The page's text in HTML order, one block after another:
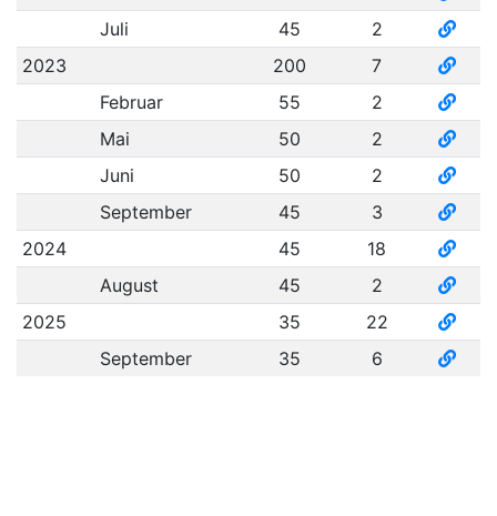
Juli
45
2
2023
200
7
Februar
55
2
Mai
50
2
Juni
50
2
September
45
3
2024
45
18
August
45
2
2025
35
22
September
35 6